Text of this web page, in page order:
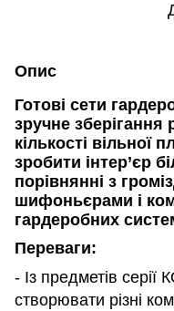
Опис
Готові сети
зручне зберігання
кількості вільної
зробити інтер’єр
порівнянні з
шифоньєрами і
гардеробних
Переваги:
- Із предметів
створювати різні